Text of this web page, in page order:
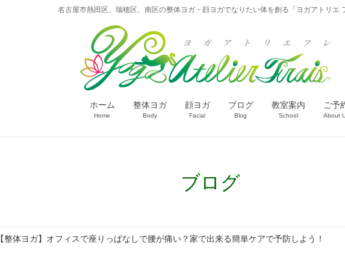
名古屋市熱田区、瑞穂区、南区の整体ヨガ・顔ヨガでなりたい体を創る「ヨガアトリエ
ホーム
Home
整体ヨガ
Body
顔ヨガ
Facial
ブログ
Blog
教室案内
School
ご予
About
ブログ
【整体ヨガ】オフィスで座りっぱなしで腰が痛い？家で出来る簡単ケアで予防しよう！